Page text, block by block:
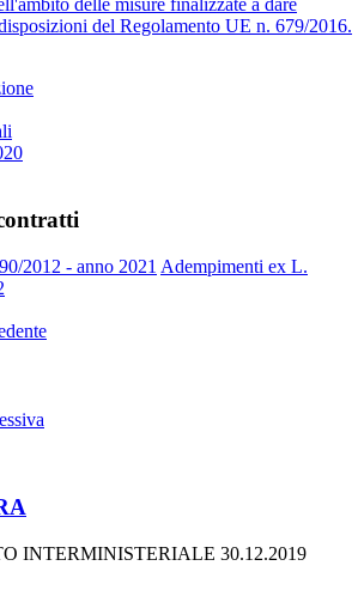
del Regolamento UE n. 679/2016.
2012 - anno 2021 Adempimenti ex L.
INTERMINISTERIALE 30.12.2019